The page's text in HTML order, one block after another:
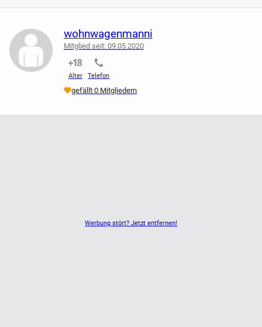
Werbung stört? Jetzt entfernen!
wohnwagenmanni
Mitglied seit: 09.05.2020
Alter
nicht verifiziert
Telefon
nicht verifiziert
gefällt 0 Mitgliedern